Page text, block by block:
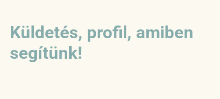
Küldetés, profil, amiben
segítünk!